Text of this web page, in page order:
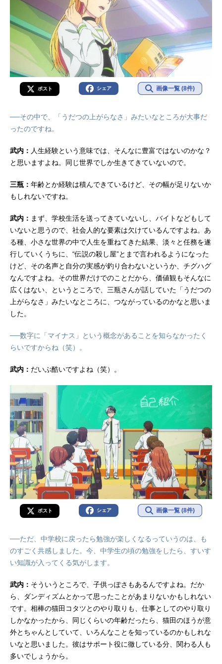
ポスト シェア 画像一覧 (8件)
──その中で、「うだつの上がらなさ」みたいなところが大事だ
ったのですね。
武内： 人生経験という意味では、そんなに豊富ではないのかな？
と思いますよね。同じ世界でしか生きてきていないので。
三瓶： 年齢とか経験は積んできているけど、その幅が足りないか
もしれないですね。
武内： まず、学校生活を送ってきていないし、バイトなどもして
いないと思うので、社会人的な要素は欠けているんですよね。あ
る種、小さな世界の中で人生を重ねてきた結果、淡々と任務を遂
行していくうちに、“伝説の殺し屋”とまで言われるようになった
けど、その名声と自分の実感が釣り合わないというか、チグハグ
なんですよね。その世界だけでのことだから、価値観もそんなに
広くはない、というところで、三瓶さんが話していた「うだつの
上がらなさ」みたいなところに、つながっているのかなと思いま
した。
──数字に「マイナス」という概念があることを知らなかったく
らいですからね（笑）。
武内： だいぶ酷いですよね（笑）。
ポスト シェア 画像一覧 (8件)
──ただ、中学校に戻ったら勉強が楽しくなるっていうのは、も
のすごく共感しました。今、中学生の頃の勉強をしたら、すいす
い知識が入ってくる気がします。
武内： そういうところで、子供っぽさもあるんですよね。だか
ら、ダンディズムとかって思ったことがあまりないかもしれない
です。相棒の猫田コタツとのやり取りも、仕事としてのやり取り
しかなかったから、同じくらいの年齢だったら、猫田のほうが意
外とちゃんとしていて、いろんなことを知っているのかもしれな
いなと思いました。彼はサポート役に徹している分、関わる人も
多いでしょうから。